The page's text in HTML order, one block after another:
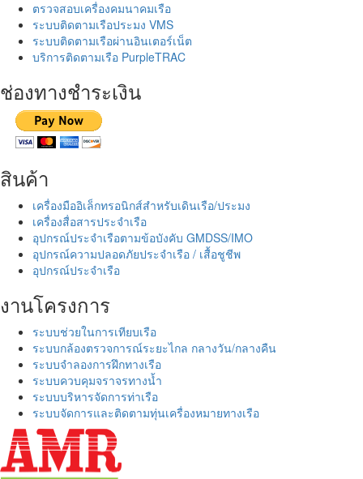
ตรวจสอบเครื่องคมนาคมเรือ
ระบบติดตามเรือประมง VMS
ระบบติดตามเรือผ่านอินเตอร์เน็ต
บริการติดตามเรือ PurpleTRAC
ช่องทางชำระเงิน
สินค้า
เครื่องมืออิเล็กทรอนิกส์สำหรับเดินเรือ/ประมง
เครื่องสื่อสารประจำเรือ
อุปกรณ์ประจำเรือตามข้อบังคับ GMDSS/IMO
อุปกรณ์ความปลอดภัยประจำเรือ / เสื้อชูชีพ
อุปกรณ์ประจำเรือ
งานโครงการ
ระบบช่วยในการเทียบเรือ
ระบบกล้องตรวจการณ์ระยะไกล กลางวัน/กลางคืน
ระบบจำลองการฝึกทางเรือ
ระบบควบคุมจราจรทางน้ำ
ระบบบริหารจัดการท่าเรือ
ระบบจัดการและติดตามทุ่นเครื่องหมายทางเรือ